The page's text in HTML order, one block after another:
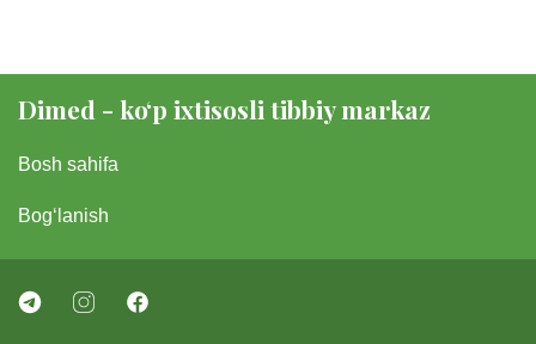
Dimed - koʻp ixtisosli tibbiy markaz
Bosh sahifa
Bogʻlanish